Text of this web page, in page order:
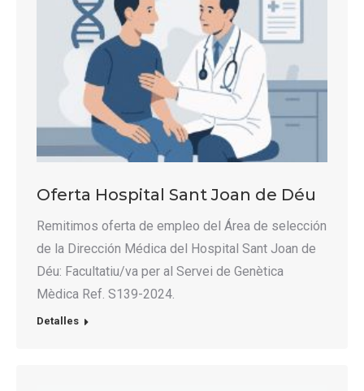
Oferta Hospital Sant Joan de Déu
Remitimos oferta de empleo del Área de selección
de la Dirección Médica del Hospital Sant Joan de
Déu: Facultatiu/va per al Servei de Genètica
Mèdica Ref. S139-2024.
Detalles